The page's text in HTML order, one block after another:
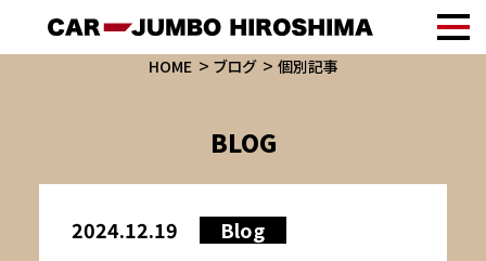
HOME ブログ 個別記事
BLOG
2024.12.19 Blog